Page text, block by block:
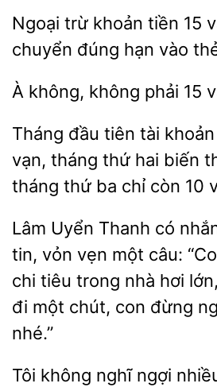
Ngoại trừ tiền
chuyển đúng hạn
À không, 15
đầu tiên tài
vạn, tháng thứ hai biến
tháng thứ ba chỉ còn 10
Lâm Uyển Thanh có
tin, vỏn vẹn một câu:
chi tiêu trong nhà hơi
đi một chút,
đừng
nhé.”
nghĩ